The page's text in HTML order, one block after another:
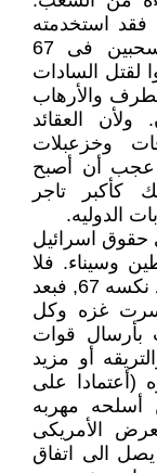
, فقد استخدمته
الماسونيه-الصهيونيه ليقدم جنودنا المنسحبين فى 67
لقتل السادات
والأرهاب
العقائد
وخزعبلات
عجب أن أصبح
كأكبر تاجر
الدوليه.
حقوق اسرائيل
وسيناء. فلا
تنجرفوا لنفس السيناريو المحفوظ لها منذ نكسه 67, فبعد
غزه وكل
بأرسال قوات
أو مزيد
(أعتمادا على
أسلحه مهربه
الأمريكى
الى اتفاق